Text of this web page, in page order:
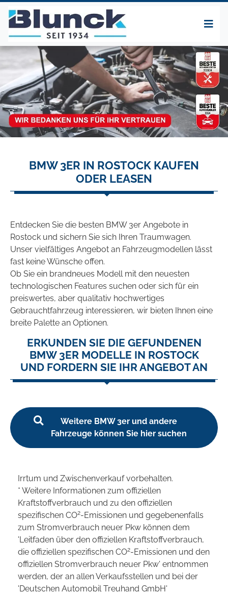
BMW 3ER IN ROSTOCK KAUFEN
ODER LEASEN
Entdecken Sie die besten BMW 3er Angebote in
Rostock und sichern Sie sich Ihren Traumwagen.
Unser vielfältiges Angebot an Fahrzeugmodellen lässt
fast keine Wünsche offen.
Ob Sie ein brandneues Modell mit den neuesten
technologischen Features suchen oder sich für ein
preiswertes, aber qualitativ hochwertiges
Gebrauchtfahrzeug interessieren, wir bieten Ihnen eine
breite Palette an Optionen.
ERKUNDEN SIE DIE GEFUNDENEN
BMW 3ER MODELLE IN ROSTOCK
UND FORDERN SIE IHR ANGEBOT AN
Weitere BMW 3er und andere
Fahrzeuge können Sie hier suchen
Irrtum und Zwischenverkauf vorbehalten.
* Weitere Informationen zum offiziellen
Kraftstoffverbrauch und zu den offiziellen
spezifischen CO2-Emissionen und gegebenenfalls
zum Stromverbrauch neuer Pkw können dem
'Leitfaden über den offiziellen Kraftstoffverbrauch,
die offiziellen spezifischen CO2-Emissionen und den
offiziellen Stromverbrauch neuer Pkw' entnommen
werden, der an allen Verkaufsstellen und bei der
'Deutschen Automobil Treuhand GmbH'